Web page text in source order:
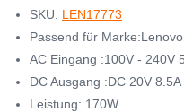
SKU: LEN17773
Passend für Marke:Lenovo
AC Eingang :100V - 240V
DC Ausgang :DC 20V 8.5A
Leistung: 170W